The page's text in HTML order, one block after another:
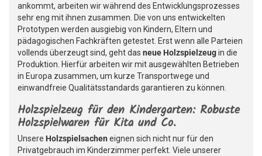
ankommt, arbeiten wir während des Entwicklungsprozesses
sehr eng mit ihnen zusammen. Die von uns entwickelten
Prototypen werden ausgiebig von Kindern, Eltern und
pädagogischen Fachkräften getestet. Erst wenn alle Parteien
vollends überzeugt sind, geht das neue Holzspielzeugin die
Produktion. Hierfür arbeiten wir mit ausgewählten Betrieben
in Europa zusammen, um kurze Transportwege und
einwandfreie Qualitätsstandards garantieren zu können.
Holzspielzeug für den Kindergarten: Robuste
Holzspielwaren für Kita und Co.
Unsere Holzspielsachen eignen sich nicht nur für den
Privatgebrauch im Kinderzimmer perfekt. Viele unserer